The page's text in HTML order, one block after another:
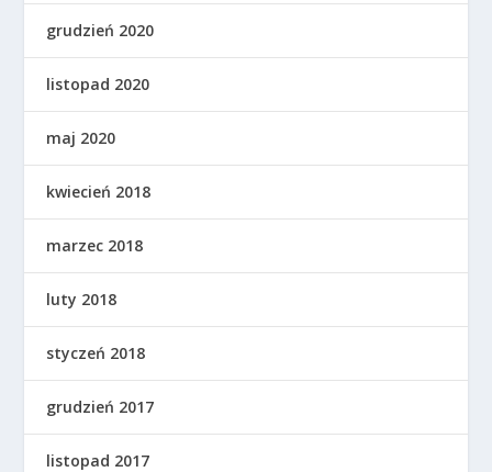
grudzień 2020
listopad 2020
maj 2020
kwiecień 2018
marzec 2018
luty 2018
styczeń 2018
grudzień 2017
listopad 2017